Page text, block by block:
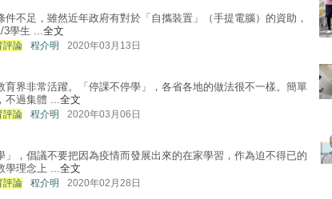
件不足，雖然近年政府有對於「自攜裝置」（手提電腦）的資助，
3學生 ...全文
評論 程介明 2020年03月13日
育界非常活躍。「停課不停學」，各省各地的做法很不一樣。簡單
不過集體 ...全文
評論 程介明 2020年03月06日
」，倡議不要把因為疫情而發展出來的在家學習，作為迫不得已的
學理念上 ...全文
評論 程介明 2020年02月28日